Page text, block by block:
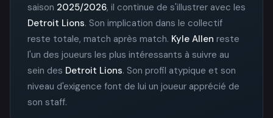
saison 2025/2026, il continue de s'illustrer avec les
Detroit Lions. Son implication dans le collectif
reste totale, match après match. Kyle Allen reste
l'un des joueurs les plus intéressants à suivre au
sein des Detroit Lions. Son profil atypique et son
niveau d'exigence font de lui un joueur apprécié de
son staff.